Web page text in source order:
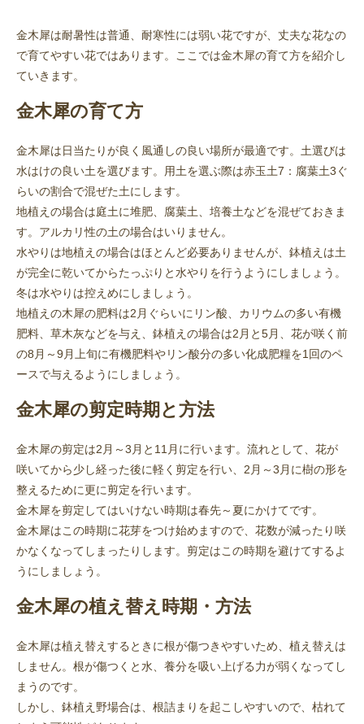
金木犀は耐暑性は普通、耐寒性には弱い花ですが、丈夫な花なの
で育てやすい花ではあります。ここでは金木犀の育て方を紹介し
ていきます。
金木犀の育て方
金木犀は日当たりが良く風通しの良い場所が最適です。土選びは
水はけの良い土を選びます。用土を選ぶ際は赤玉土7：腐葉土3ぐ
らいの割合で混ぜた土にします。
地植えの場合は庭土に堆肥、腐葉土、培養土などを混ぜておきま
す。アルカリ性の土の場合はいりません。
水やりは地植えの場合はほとんど必要ありませんが、鉢植えは土
が完全に乾いてからたっぷりと水やりを行うようにしましょう。
冬は水やりは控えめにしましょう。
地植えの木犀の肥料は2月ぐらいにリン酸、カリウムの多い有機
肥料、草木灰などを与え、鉢植えの場合は2月と5月、花が咲く前
の8月～9月上旬に有機肥料やリン酸分の多い化成肥糧を1回のペ
ースで与えるようにしましょう。
金木犀の剪定時期と方法
金木犀の剪定は2月～3月と11月に行います。流れとして、花が
咲いてから少し経った後に軽く剪定を行い、2月～3月に樹の形を
整えるために更に剪定を行います。
金木犀を剪定してはいけない時期は春先～夏にかけてです。
金木犀はこの時期に花芽をつけ始めますので、花数が減ったり咲
かなくなってしまったりします。剪定はこの時期を避けてするよ
うにしましょう。
金木犀の植え替え時期・方法
金木犀は植え替えするときに根が傷つきやすいため、植え替えは
しません。根が傷つくと水、養分を吸い上げる力が弱くなってし
まうのです。
しかし、鉢植え野場合は、根詰まりを起こしやすいので、枯れて